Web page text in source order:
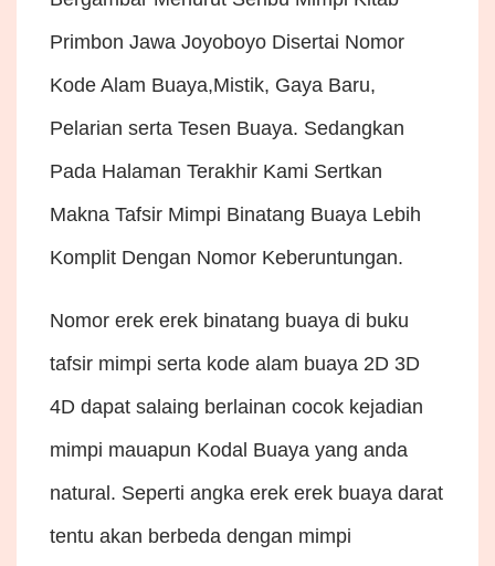
Primbon Jawa Joyoboyo Disertai Nomor
Kode Alam Buaya,Mistik, Gaya Baru,
Pelarian serta Tesen Buaya. Sedangkan
Pada Halaman Terakhir Kami Sertkan
Makna Tafsir Mimpi Binatang Buaya Lebih
Komplit Dengan Nomor Keberuntungan.
Nomor erek erek binatang buaya di buku
tafsir mimpi serta kode alam buaya 2D 3D
4D dapat salaing berlainan cocok kejadian
mimpi mauapun Kodal Buaya yang anda
natural. Seperti angka erek erek buaya darat
tentu akan berbeda dengan mimpi